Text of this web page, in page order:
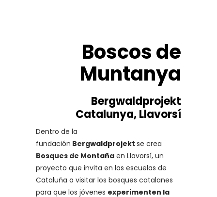
Boscos de
Muntanya
Bergwaldprojekt
Catalunya, Llavorsí
Dentro de la
fundación Bergwaldprojekt se crea
Bosques de Montaña en Llavorsí, un
proyecto que invita en las escuelas de
Cataluña a visitar los bosques catalanes
para que los jóvenes experimenten la